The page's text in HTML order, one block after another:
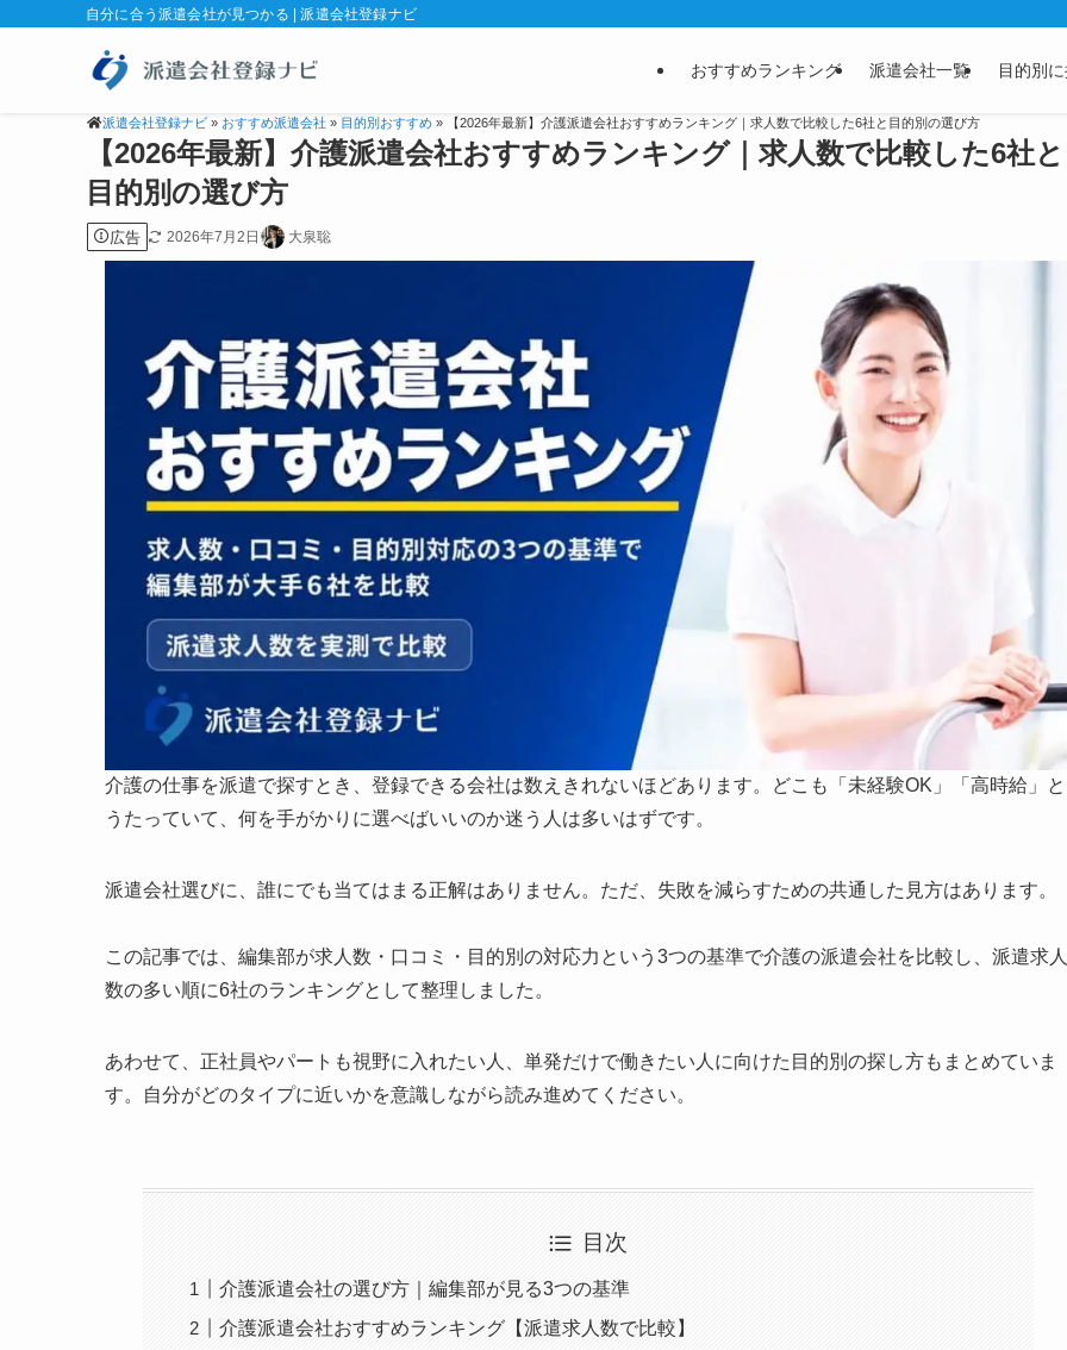
自分に合う派遣会社が見つかる | 派遣会社登録ナビ
おすすめランキング 派遣会社一覧 目的別
派遣会社登録ナビ» おすすめ派遣会社 » 目的別おすすめ» 【2026年最新】介護派遣会社おすすめランキング｜求人数で比較した6社と目的別の選び方
【2026年最新】介護派遣会社おすすめランキング｜求人数で比較した6社と
目的別の選び方
広告 2026年7月2日 大泉聡
介護の仕事を派遣で探すとき、登録できる会社は数えきれないほどあります。どこも「未経験OK」「高時給」と
うたっていて、何を手がかりに選べばいいのか迷う人は多いはずです。
派遣会社選びに、誰にでも当てはまる正解はありません。ただ、失敗を減らすための共通した見方はあります。
この記事では、編集部が求人数・口コミ・目的別の対応力という3つの基準で介護の派遣会社を比較し、派遣求人
数の多い順に6社のランキングとして整理しました。
あわせて、正社員やパートも視野に入れたい人、単発だけで働きたい人に向けた目的別の探し方もまとめていま
す。自分がどのタイプに近いかを意識しながら読み進めてください。
目次
介護派遣会社の選び方｜編集部が見る3つの基準
介護派遣会社おすすめランキング【派遣求人数で比較】